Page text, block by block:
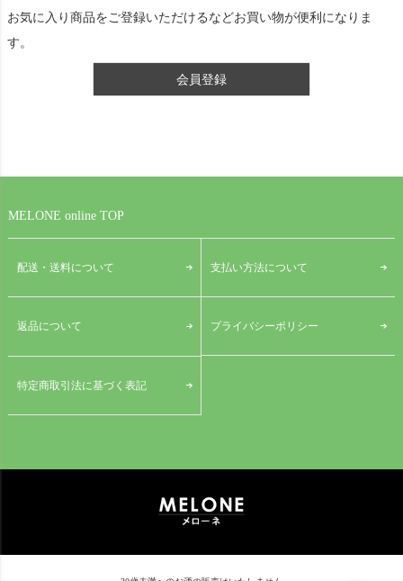
お気に入り商品をご登録いただけるなどお買い物が便利になりま
す。
会員登録
MELONE online TOP
配送・送料について 支払い方法について
返品について プライバシーポリシー
特定商取引法に基づく表記